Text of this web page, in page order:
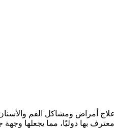
أمراض ومشاكل الفم
بها دوليًا، مما يجعلها